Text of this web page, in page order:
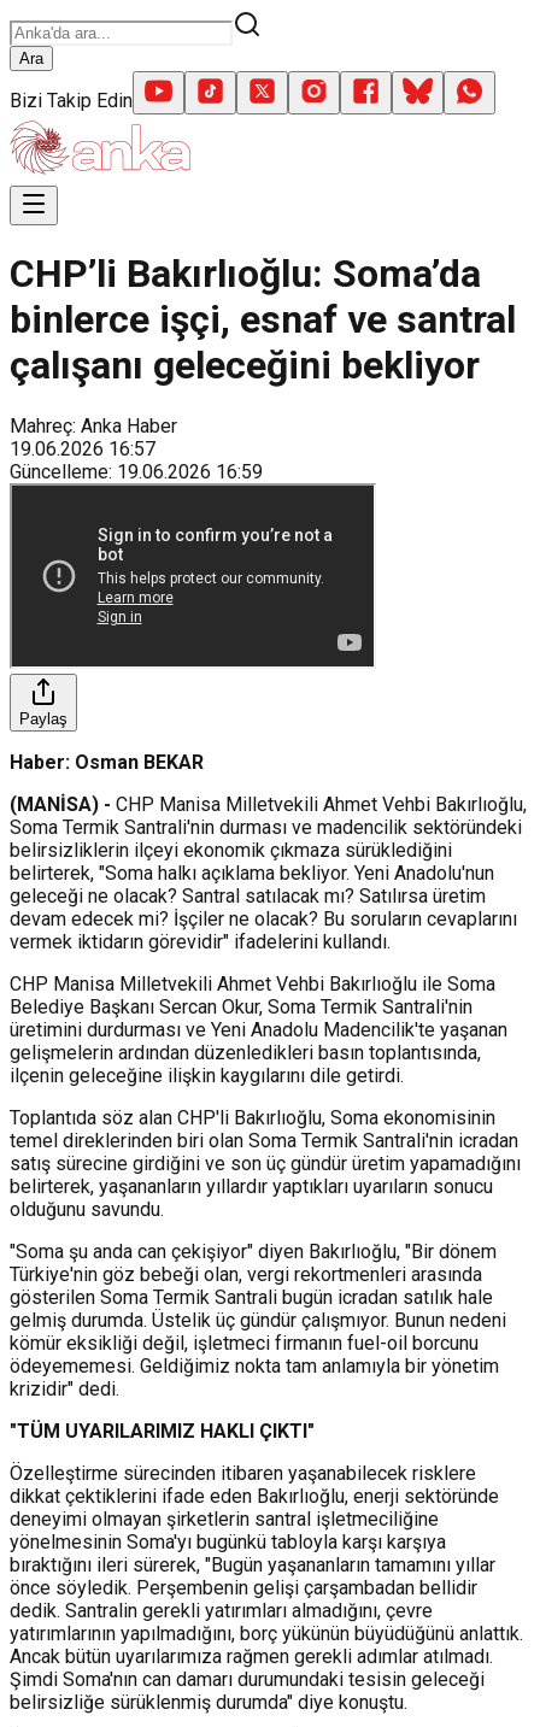
Ara
Bizi Takip Edin
CHP’li Bakırlıoğlu: Soma’da
binlerce işçi, esnaf ve santral
çalışanı geleceğini bekliyor
Mahreç: Anka Haber
19.06.2026 16:57
Güncelleme: 19.06.2026 16:59
Paylaş
Haber: Osman BEKAR
(MANİSA) - CHP Manisa Milletvekili Ahmet Vehbi Bakırlıoğlu,
Soma Termik Santrali'nin durması ve madencilik sektöründeki
belirsizliklerin ilçeyi ekonomik çıkmaza sürüklediğini
belirterek, "Soma halkı açıklama bekliyor. Yeni Anadolu'nun
geleceği ne olacak? Santral satılacak mı? Satılırsa üretim
devam edecek mi? İşçiler ne olacak? Bu soruların cevaplarını
vermek iktidarın görevidir" ifadelerini kullandı.
CHP Manisa Milletvekili Ahmet Vehbi Bakırlıoğlu ile Soma
Belediye Başkanı Sercan Okur, Soma Termik Santrali'nin
üretimini durdurması ve Yeni Anadolu Madencilik'te yaşanan
gelişmelerin ardından düzenledikleri basın toplantısında,
ilçenin geleceğine ilişkin kaygılarını dile getirdi.
Toplantıda söz alan CHP'li Bakırlıoğlu, Soma ekonomisinin
temel direklerinden biri olan Soma Termik Santrali'nin icradan
satış sürecine girdiğini ve son üç gündür üretim yapamadığını
belirterek, yaşananların yıllardır yaptıkları uyarıların sonucu
olduğunu savundu.
"Soma şu anda can çekişiyor" diyen Bakırlıoğlu, "Bir dönem
Türkiye'nin göz bebeği olan, vergi rekortmenleri arasında
gösterilen Soma Termik Santrali bugün icradan satılık hale
gelmiş durumda. Üstelik üç gündür çalışmıyor. Bunun nedeni
kömür eksikliği değil, işletmeci firmanın fuel-oil borcunu
ödeyememesi. Geldiğimiz nokta tam anlamıyla bir yönetim
krizidir" dedi.
"TÜM UYARILARIMIZ HAKLI ÇIKTI"
Özelleştirme sürecinden itibaren yaşanabilecek risklere
dikkat çektiklerini ifade eden Bakırlıoğlu, enerji sektöründe
deneyimi olmayan şirketlerin santral işletmeciliğine
yönelmesinin Soma'yı bugünkü tabloyla karşı karşıya
bıraktığını ileri sürerek, "Bugün yaşananların tamamını yıllar
önce söyledik. Perşembenin gelişi çarşambadan bellidir
dedik. Santralin gerekli yatırımları almadığını, çevre
yatırımlarının yapılmadığını, borç yükünün büyüdüğünü anlattık.
Ancak bütün uyarılarımıza rağmen gerekli adımlar atılmadı.
Şimdi Soma'nın can damarı durumundaki tesisin geleceği
belirsizliğe sürüklenmiş durumda" diye konuştu.